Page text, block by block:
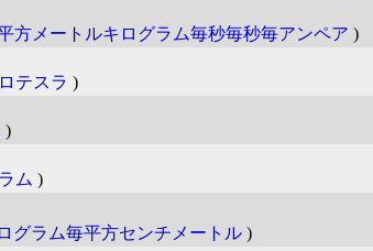
方メートルキログラム毎秒毎秒毎アンペア )
テスラ )
)
ム )
グラム毎平方センチメートル )